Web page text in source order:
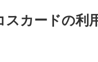
カードの利